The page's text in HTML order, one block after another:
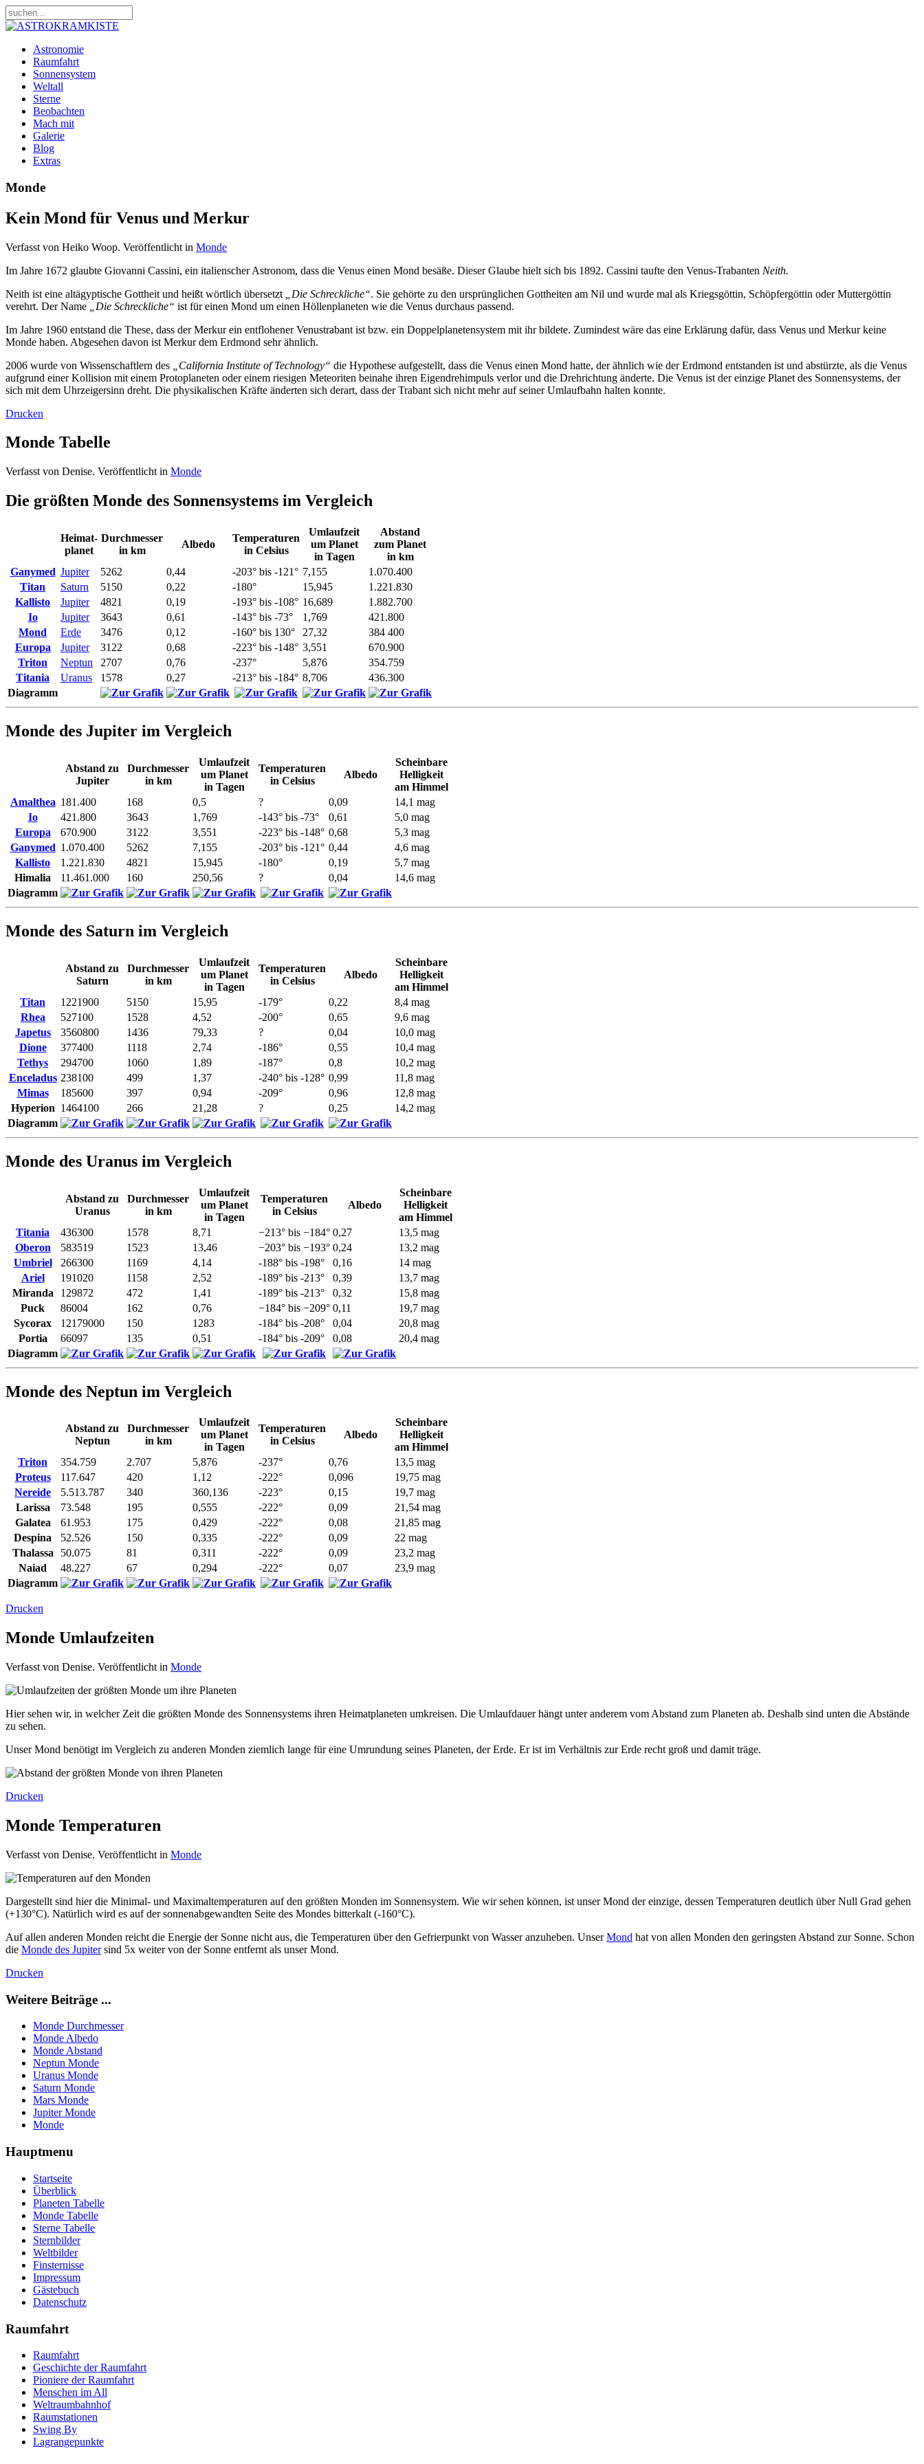
Astronomie
Raumfahrt
Sonnensystem
Weltall
Sterne
Beobachten
Mach mit
Galerie
Blog
Extras
Monde
Kein Mond für Venus und Merkur
Verfasst von Heiko Woop. Veröffentlicht in Monde
Im Jahre 1672 glaubte Giovanni Cassini, ein italienscher Astronom, dass die Venus einen Mond besäße. Dieser Glaube hielt sich bis 1892. Cassini taufte den Venus-Trabanten Neith.
Neith ist eine altägyptische Gottheit und heißt wörtlich übersetzt
„Die Schreckliche“. Sie gehörte zu den ursprünglichen Gottheiten am Nil und wurde mal als Kriegsgöttin, Schöpfergöttin oder Muttergöttin
verehrt. Der Name
„Die Schreckliche“ ist für einen Mond um einen Höllenplaneten wie die Venus durchaus passend.
Im Jahre 1960 entstand die These, dass der Merkur ein entflohener Venustrabant ist bzw. ein Doppelplanetensystem mit ihr bildete. Zumindest wäre das eine Erklärung dafür, dass Venus und Merkur keine
Monde haben. Abgesehen davon ist Merkur dem Erdmond sehr ähnlich.
2006 wurde von Wissenschaftlern des
„California Institute of Technology“ die Hypothese aufgestellt, dass die Venus einen Mond hatte, der ähnlich wie der Erdmond entstanden ist und abstürzte, als die Venus
aufgrund einer Kollision mit einem Protoplaneten oder einem riesigen Meteoriten beinahe ihren Eigendrehimpuls verlor und die Drehrichtung änderte. Die Venus ist der einzige Planet des Sonnensystems, der
sich mit dem Uhrzeigersinn dreht. Die physikalischen Kräfte änderten sich derart, dass der Trabant sich nicht mehr auf seiner Umlaufbahn halten konnte.
Drucken
Monde Tabelle
Verfasst von Denise. Veröffentlicht in Monde
Die größten Monde des Sonnensystems im Vergleich
Heimat-
planet
Durchmesser
in km
Albedo
Temperaturen
in Celsius
Umlaufzeit
um Planet
in Tagen
Abstand
zum Planet
in km
Ganymed Jupiter 5262 0,44 -203° bis -121° 7,155
1.070.400
Titan
Saturn 5150 0,22 -180° 15,945
1.221.830
Kallisto
Jupiter 4821 0,19 -193° bis -108° 16,689
1.882.700
Io
Jupiter 3643 0,61 -143° bis -73° 1,769
421.800
Mond
Erde 3476 0,12 -160° bis 130° 27,32
384 400
Europa
Jupiter 3122 0,68 -223° bis -148° 3,551
670.900
Triton
Neptun 2707 0,76 -237° 5,876
354.759
Titania
Uranus 1578 0,27 -213° bis -184° 8,706
436.300
Diagramm
Monde des Jupiter im Vergleich
Abstand zu
Jupiter
Durchmesser
in km
Umlaufzeit
um Planet
in Tagen
Temperaturen
in Celsius
Albedo
Scheinbare
Helligkeit
am Himmel
Amalthea 181.400 168 0,5 ? 0,09
14,1 mag
Io
421.800 3643 1,769 -143° bis -73° 0,61
5,0 mag
Europa
670.900 3122 3,551 -223° bis -148° 0,68
5,3 mag
Ganymed 1.070.400 5262 7,155 -203° bis -121° 0,44
4,6 mag
Kallisto
1.221.830 4821 15,945 -180° 0,19
5,7 mag
Himalia
11.461.000 160 250,56 ? 0,04
14,6 mag
Diagramm
Monde des Saturn im Vergleich
Abstand zu
Saturn
Durchmesser
in km
Umlaufzeit
um Planet
in Tagen
Temperaturen
in Celsius
Albedo
Scheinbare
Helligkeit
am Himmel
Titan
1221900 5150 15,95 -179° 0,22
8,4 mag
Rhea
527100 1528 4,52 -200° 0,65
9,6 mag
Japetus
3560800 1436 79,33 ? 0,04
10,0 mag
Dione
377400 1118 2,74 -186° 0,55
10,4 mag
Tethys
294700 1060 1,89 -187° 0,8
10,2 mag
Enceladus 238100 499 1,37 -240° bis -128° 0,99
11,8 mag
Mimas
185600 397 0,94 -209° 0,96
12,8 mag
Hyperion 1464100 266 21,28 ? 0,25
14,2 mag
Diagramm
Monde des Uranus im Vergleich
Abstand zu
Uranus
Durchmesser
in km
Umlaufzeit
um Planet
in Tagen
Temperaturen
in Celsius
Albedo
Scheinbare
Helligkeit
am Himmel
Titania
436300 1578 8,71 −213° bis −184° 0,27
13,5 mag
Oberon
583519 1523 13,46 −203° bis −193° 0,24
13,2 mag
Umbriel
266300 1169 4,14 -188° bis -198° 0,16
14 mag
Ariel
191020 1158 2,52 -189° bis -213° 0,39
13,7 mag
Miranda
129872 472 1,41 -189° bis -213° 0,32
15,8 mag
Puck
86004 162 0,76 −184° bis −209° 0,11
19,7 mag
Sycorax
12179000 150 1283 -184° bis -208° 0,04
20,8 mag
Portia
66097 135 0,51 -184° bis -209° 0,08
20,4 mag
Diagramm
Monde des Neptun im Vergleich
Abstand zu
Neptun
Durchmesser
in km
Umlaufzeit
um Planet
in Tagen
Temperaturen
in Celsius
Albedo
Scheinbare
Helligkeit
am Himmel
Triton
354.759 2.707 5,876 -237° 0,76
13,5 mag
Proteus
117.647 420 1,12 -222° 0,096
19,75 mag
Nereide
5.513.787 340 360,136 -223° 0,15
19,7 mag
Larissa
73.548 195 0,555 -222° 0,09
21,54 mag
Galatea
61.953 175 0,429 -222° 0,08
21,85 mag
Despina
52.526 150 0,335 -222° 0,09
22 mag
Thalassa
50.075 81 0,311 -222° 0,09
23,2 mag
Naiad
48.227 67 0,294 -222° 0,07
23,9 mag
Diagramm
Drucken
Monde Umlaufzeiten
Verfasst von Denise. Veröffentlicht in Monde
Hier sehen wir, in welcher Zeit die größten Monde des Sonnensystems ihren Heimatplaneten umkreisen. Die Umlaufdauer hängt unter anderem vom Abstand zum Planeten ab. Deshalb sind unten die Abstände
zu sehen.
Unser Mond benötigt im Vergleich zu anderen Monden ziemlich lange für eine Umrundung seines Planeten, der Erde. Er ist im Verhältnis zur Erde recht groß und damit träge.
Drucken
Monde Temperaturen
Verfasst von Denise. Veröffentlicht in Monde
Dargestellt sind hier die Minimal- und Maximaltemperaturen auf den größten Monden im Sonnensystem. Wie wir sehen können, ist unser Mond der einzige, dessen Temperaturen deutlich über Null Grad gehen
(+130°C). Natürlich wird es auf der sonnenabgewandten Seite des Mondes bitterkalt (-160°C).
Auf allen anderen Monden reicht die Energie der Sonne nicht aus, die Temperaturen über den Gefrierpunkt von Wasser anzuheben. UnserMond hat von allen Monden den geringsten Abstand zur Sonne. Schon
die Monde des Jupitersind 5x weiter von der Sonne entfernt als unser Mond.
Drucken
Weitere Beiträge ...
Monde Durchmesser
Monde Albedo
Monde Abstand
Neptun Monde
Uranus Monde
Saturn Monde
Mars Monde
Jupiter Monde
Monde
Hauptmenu
Startseite
Überblick
Planeten Tabelle
Monde Tabelle
Sterne Tabelle
Sternbilder
Weltbilder
Finsternisse
Impressum
Gästebuch
Datenschutz
Raumfahrt
Raumfahrt
Geschichte der Raumfahrt
Pioniere der Raumfahrt
Menschen im All
Weltraumbahnhof
Raumstationen
Swing By
Lagrangepunkte